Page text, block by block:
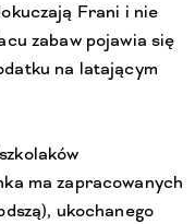
Frani i nie
zabaw pojawia się
na latającym
ma zapracowanych
ukochanego